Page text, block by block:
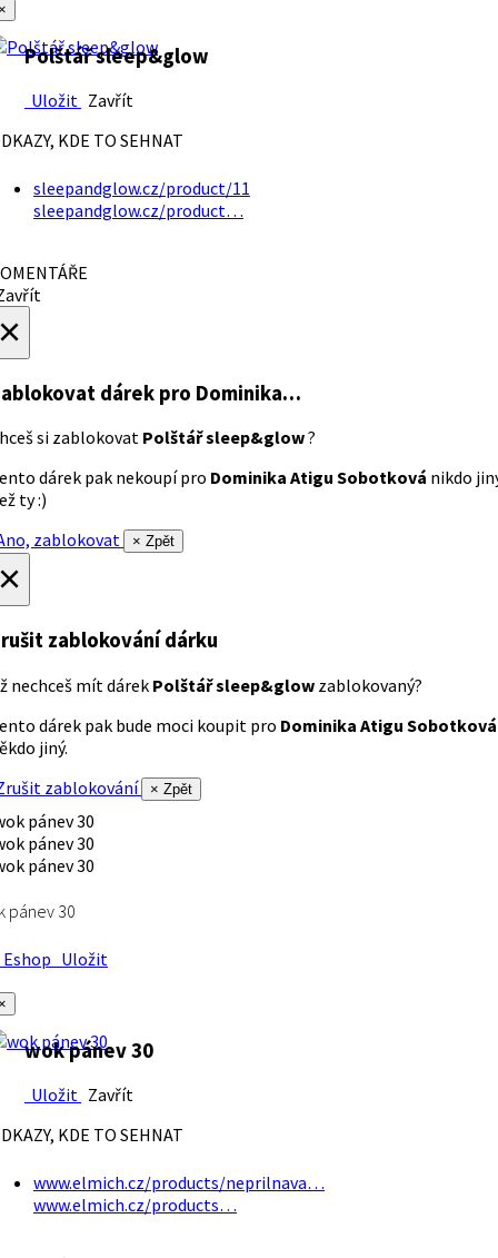
Polštář sleep&glow
Uložit Zavřít
KDE TO SEHNAT
sleepandglow.cz/product/11
sleepandglow.cz/product…
dárek pro Dominika…
si zablokovat Polštář sleep&glow?
dárek pak nekoupí pro Dominika Atigu Sobotková nikdo
ty :)
zablokovat
× Zpět
zablokování dárku
nechceš mít dárek Polštář sleep&glow zablokovaný?
dárek pak bude moci koupit pro Dominika Atigu Sobotková
jiný.
zablokování
× Zpět
pánev 30
Uložit
wok pánev 30
Uložit Zavřít
KDE TO SEHNAT
www.elmich.cz/products/neprilnava…
www.elmich.cz/products…